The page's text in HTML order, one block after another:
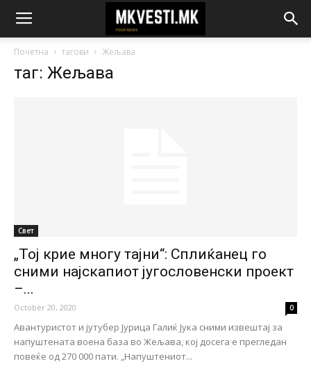
Почетна тагови Жељава
таг: Жељава
Свет
„Тој крие многу тајни“: Сплиќанец го
сними најскапиот југословенски проект
–...
October 20, 2020 0
Авантуристот и јутубер Јурица Галиќ Јука сними извештај за
напуштената воена база во Жељава, кој досега е прегледан
повеќе од 270 000 пати. „Напуштениот...